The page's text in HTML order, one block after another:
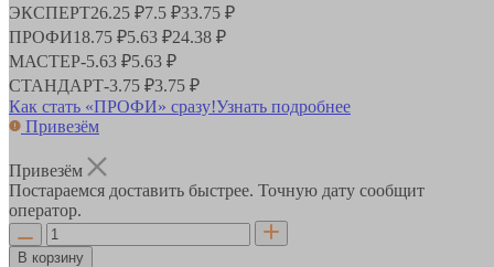
ЭКСПЕРТ26.25 ₽7.5 ₽33.75 ₽
ПРОФИ18.75 ₽5.63 ₽24.38 ₽
МАСТЕР-5.63 ₽5.63 ₽
СТАНДАРТ-3.75 ₽3.75 ₽
Как стать «ПРОФИ» сразу!Узнать подробнее
Привезём
Привезём
Постараемся доставить быстрее. Точную дату сообщит
оператор.
В корзину